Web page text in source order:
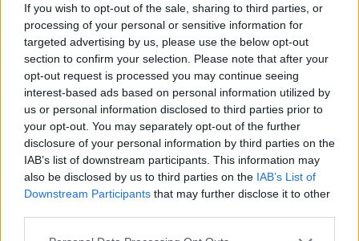
If you wish to opt-out of the sale, sharing to third parties, or
processing of your personal or sensitive information for
targeted advertising by us, please use the below opt-out
section to confirm your selection. Please note that after your
opt-out request is processed you may continue seeing
interest-based ads based on personal information utilized by
us or personal information disclosed to third parties prior to
your opt-out. You may separately opt-out of the further
disclosure of your personal information by third parties on the
IAB’s list of downstream participants. This information may
also be disclosed by us to third parties on the IAB’s List of
Downstream Participants that may further disclose it to other
Please note that this website/app uses one or more Google
Aktuális
Paks: hétfőn és talán még kedden üzemben tartható
az utolsó turbina